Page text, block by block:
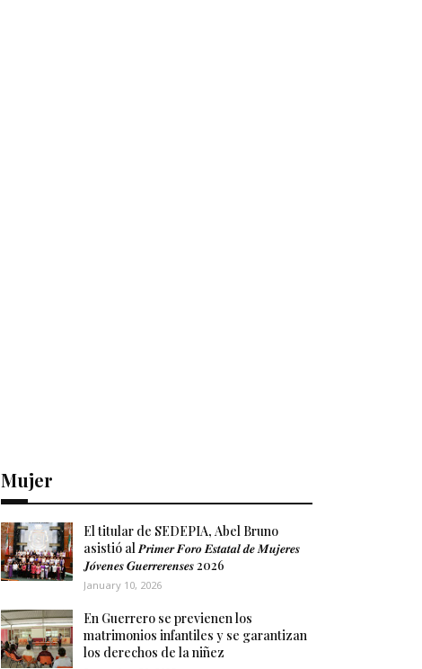
Mujer
El titular de SEDEPIA, Abel Bruno
asistió al 𝑷𝒓𝒊𝒎𝒆𝒓 𝑭𝒐𝒓𝒐 𝑬𝒔𝒕𝒂𝒕𝒂𝒍 𝒅𝒆 𝑴𝒖𝒋𝒆𝒓𝒆𝒔
𝑱𝒐́𝒗𝒆𝒏𝒆𝒔 𝑮𝒖𝒆𝒓𝒓𝒆𝒓𝒆𝒏𝒔𝒆𝒔 2026
January 10, 2026
En Guerrero se previenen los
matrimonios infantiles y se garantizan
los derechos de la niñez